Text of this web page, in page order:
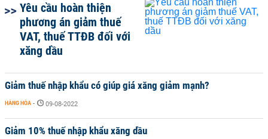
Yêu cầu hoàn thiện
phương án giảm thuế
VAT, thuế TTĐB đối với
xăng dầu
Giảm thuế nhập khẩu có giúp giá xăng giảm mạnh?
HÀNG HÓA - 09-08-2022
Giảm 10% thuế nhập khẩu xăng dầu